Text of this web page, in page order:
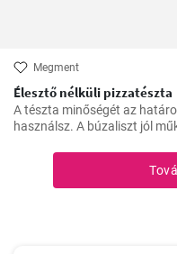
Megment
Élesztő nélküli pizzatészta
A tészta minőségét az
használsz. A búzaliszt jól